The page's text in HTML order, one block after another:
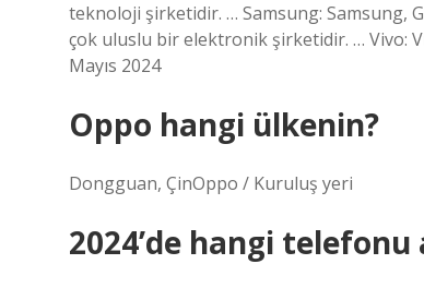
teknoloji şirketidir. … Samsung: Samsung,
çok uluslu bir elektronik şirketidir. … Vivo:
Mayıs 2024
Oppo hangi ülkenin?
Dongguan, ÇinOppo / Kuruluş yeri
2024’de hangi telefonu